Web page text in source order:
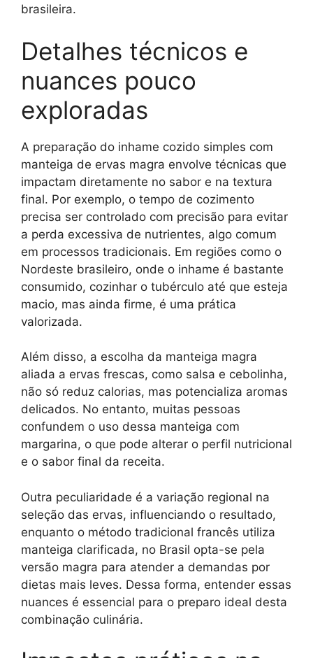
brasileira.
Detalhes técnicos e
nuances pouco
exploradas
A preparação do inhame cozido simples com
manteiga de ervas magra envolve técnicas que
impactam diretamente no sabor e na textura
final. Por exemplo, o tempo de cozimento
precisa ser controlado com precisão para evitar
a perda excessiva de nutrientes, algo comum
em processos tradicionais. Em regiões como o
Nordeste brasileiro, onde o inhame é bastante
consumido, cozinhar o tubérculo até que esteja
macio, mas ainda firme, é uma prática
valorizada.
Além disso, a escolha da manteiga magra
aliada a ervas frescas, como salsa e cebolinha,
não só reduz calorias, mas potencializa aromas
delicados. No entanto, muitas pessoas
confundem o uso dessa manteiga com
margarina, o que pode alterar o perfil nutricional
e o sabor final da receita.
Outra peculiaridade é a variação regional na
seleção das ervas, influenciando o resultado,
enquanto o método tradicional francês utiliza
manteiga clarificada, no Brasil opta-se pela
versão magra para atender a demandas por
dietas mais leves. Dessa forma, entender essas
nuances é essencial para o preparo ideal desta
combinação culinária.